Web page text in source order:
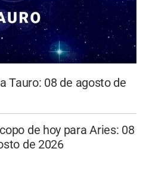
Tauro: 08 de agosto de
de hoy para Aries: 08
de 2026